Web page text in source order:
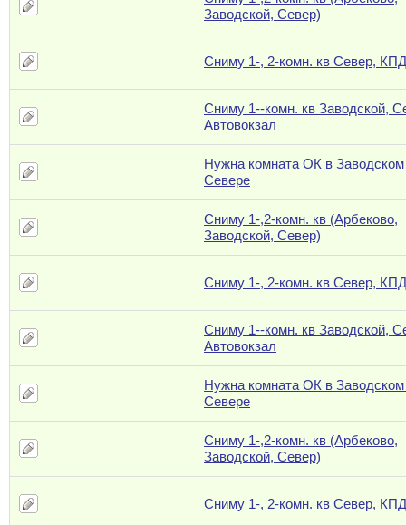
Заводской, Север)
Сниму 1-, 2-комн. кв Север, КПД
Сниму 1--комн. кв Заводской,
Автовокзал
Нужна комната ОК в
Севере
Сниму 1-,2-комн. кв (Арбеково,
Заводской, Север)
Сниму 1-, 2-комн. кв Север, КПД
Сниму 1--комн. кв Заводской,
Автовокзал
Нужна комната ОК в
Севере
Сниму 1-,2-комн. кв (Арбеково,
Заводской, Север)
Сниму 1-, 2-комн. кв Север, КПД